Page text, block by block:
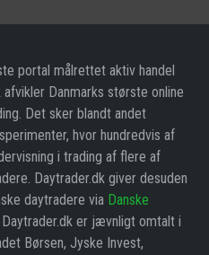
portal målrettet aktiv handel
Danmarks største online
Det sker blandt andet
hvor hundredvis af
i trading af flere af
Daytrader.dk giver desuden
daytradere via Danske
Daytrader.dk er jævnligt omtalt i
Børsen, Jyske Invest,